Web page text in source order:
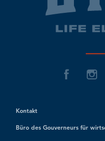
Kontakt
Büro des Gouverneurs für